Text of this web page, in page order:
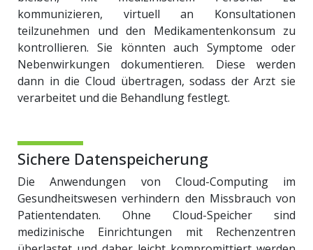
kommunizieren, virtuell an Konsultationen
teilzunehmen und den Medikamentenkonsum zu
kontrollieren. Sie könnten auch Symptome oder
Nebenwirkungen dokumentieren. Diese werden
dann in die Cloud übertragen, sodass der Arzt sie
verarbeitet und die Behandlung festlegt.
Sichere Datenspeicherung
Die Anwendungen von Cloud-Computing im
Gesundheitswesen verhindern den Missbrauch von
Patientendaten. Ohne Cloud-Speicher sind
medizinische Einrichtungen mit Rechenzentren